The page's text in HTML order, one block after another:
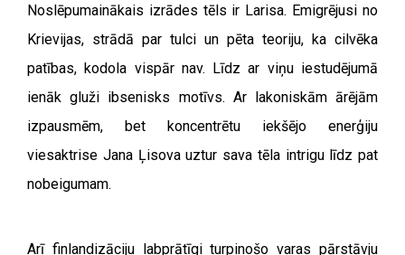
Noslēpumainākais izrādes tēls ir Larisa. Emigrējusi no
Krievijas, strādā par tulci un pēta teoriju, ka cilvēka
patības, kodola vispār nav. Līdz ar viņu iestudējumā
ienāk gluži ibsenisks motīvs. Ar lakoniskām ārējām
izpausmēm, bet koncentrētu iekšējo enerģiju
viesaktrise Jana Ļisova uztur sava tēla intrigu līdz pat
nobeigumam.
Arī finlandizāciju labprātīgi turpinošo varas pārstāvju